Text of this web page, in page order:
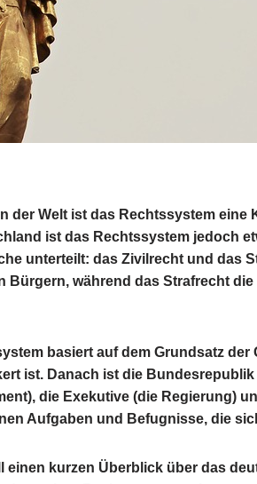
der Welt ist das Rechtssystem
ist das Rechtssystem jedoch
unterteilt: das Zivilrecht und das
Bürgern, während das Strafrecht
basiert auf dem Grundsatz
ist. Danach ist die
die Exekutive (die Regierung)
Aufgaben und Befugnisse, die
einen kurzen Überblick über das